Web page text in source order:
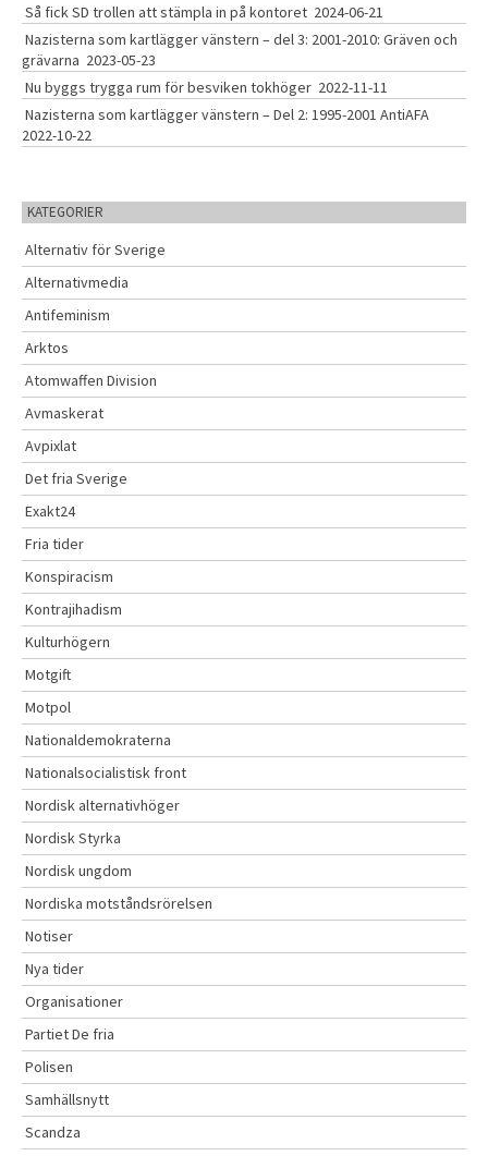
Så fick SD trollen att stämpla in på kontoret 2024-06-21
Nazisterna som kartlägger vänstern – del 3: 2001-2010: Gräven och
grävarna 2023-05-23
Nu byggs trygga rum för besviken tokhöger 2022-11-11
Nazisterna som kartlägger vänstern – Del 2: 1995-2001 AntiAFA
2022-10-22
KATEGORIER
Alternativ för Sverige
Alternativmedia
Antifeminism
Arktos
Atomwaffen Division
Avmaskerat
Avpixlat
Det fria Sverige
Exakt24
Fria tider
Konspiracism
Kontrajihadism
Kulturhögern
Motgift
Motpol
Nationaldemokraterna
Nationalsocialistisk front
Nordisk alternativhöger
Nordisk Styrka
Nordisk ungdom
Nordiska motståndsrörelsen
Notiser
Nya tider
Organisationer
Partiet De fria
Polisen
Samhällsnytt
Scandza